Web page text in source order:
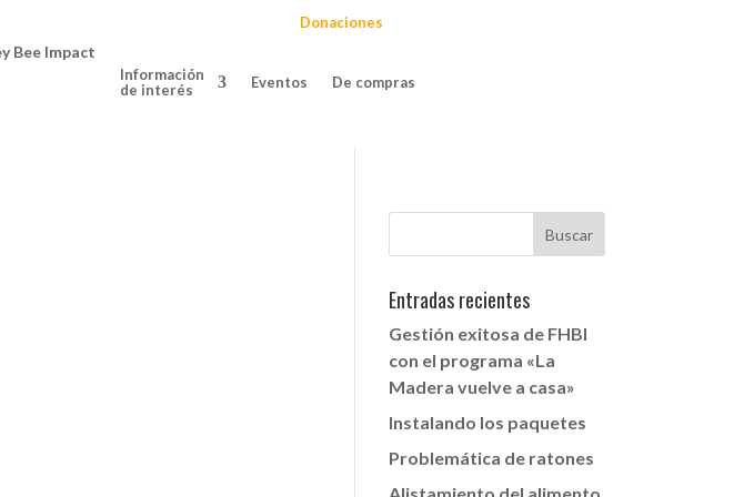
Donaciones
Información
de interés
Eventos De compras
Entradas recientes
Gestión exitosa de FHBI
con el programa «La
Madera vuelve a casa»
Instalando los paquetes
Problemática de ratones